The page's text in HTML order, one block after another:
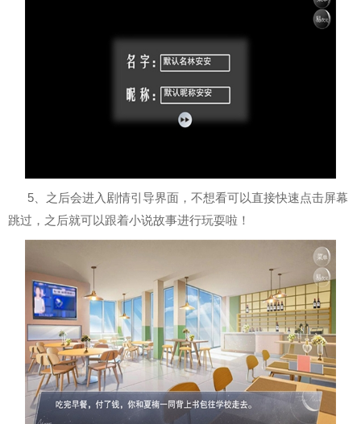
5、之后会进入剧情引导界面，不想看可以直接快速点击屏幕
跳过，之后就可以跟着小说故事进行玩耍啦！